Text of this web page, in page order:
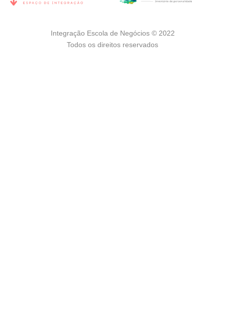
Integração Escola de Negócios © 2022
Todos os direitos reservados